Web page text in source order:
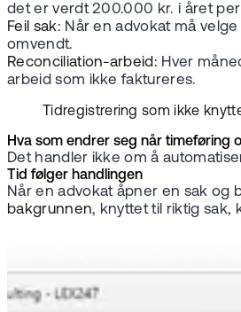
det er verdt 200.000 kr. i året
Feil sak: Når en advokat må
omvendt.
Reconciliation-arbeid: Hver
arbeid som ikke faktureres.
Tidregistrering som ikke
Hva som endrer seg når timeføring
Det handler ikke om å
Tid følger handlingen
Når en advokat åpner en sak
bakgrunnen, knyttet til riktig sak,